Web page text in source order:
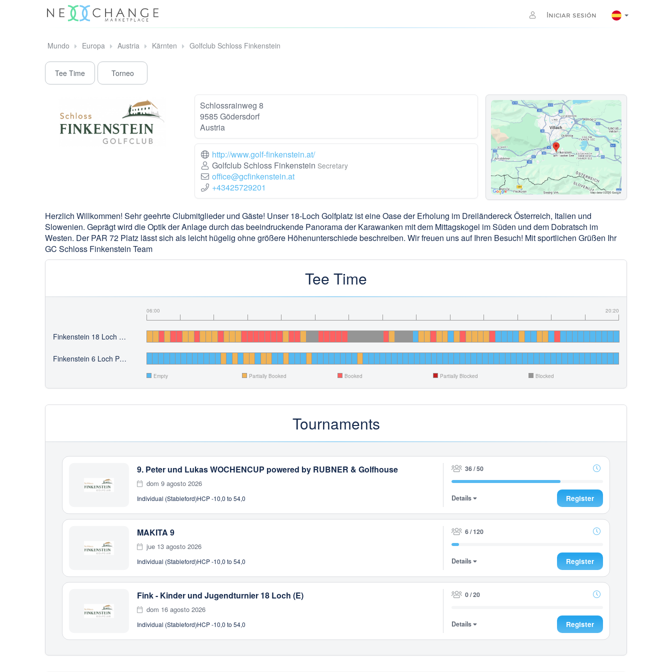
Iniciar sesión
Mundo Europa Austria Kärnten Golfclub Schloss Finkenstein
Tee Time Torneo
Schlossrainweg 8
9585 Gödersdorf
Austria
http://www.golf-finkenstein.at/
Golfclub Schloss Finkenstein Secretary
office@gcfinkenstein.at
+43425729201
Herzlich Willkommen! Sehr geehrte Clubmitglieder und Gäste! Unser 18-Loch Golfplatz ist eine Oase der Erholung im Dreiländereck Österreich, Italien und
Slowenien. Geprägt wird die Optik der Anlage durch das beeindruckende Panorama der Karawanken mit dem Mittagskogel im Süden und dem Dobratsch im
Westen. Der PAR 72 Platz lässt sich als leicht hügelig ohne größere Höhenunterschiede beschreiben. Wir freuen uns auf Ihren Besuch! Mit sportlichen Grüßen Ihr
GC Schloss Finkenstein Team
Tee Time
06:00 20:20
Finkenstein 18 Loch Anlage
Finkenstein 6 Loch Pitch&Putt
Empty Partially Booked Booked Partially Blocked Blocked
Tournaments
9. Peter und Lukas WOCHENCUP powered by RUBNER & Golfhouse
dom 9 agosto 2026
Individual (Stableford)HCP -10,0 to 54,0
36 / 50
Details Register
MAKITA 9
jue 13 agosto 2026
Individual (Stableford)HCP -10,0 to 54,0
6 / 120
Details Register
Fink - Kinder und Jugendturnier 18 Loch (E)
dom 16 agosto 2026
Individual (Stableford)HCP -10,0 to 54,0
0 / 20
Details Register